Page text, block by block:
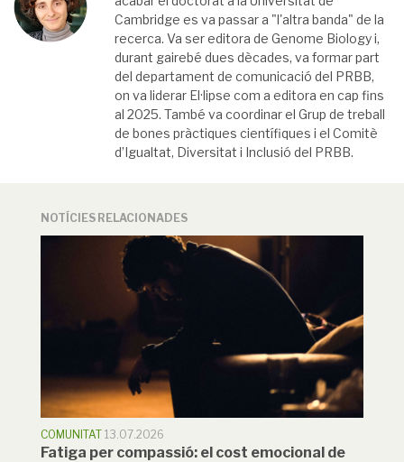
Cambridge es va passar a "l'altra banda" de la
recerca. Va ser editora de Genome Biology i,
durant gairebé dues dècades, va formar part
del departament de comunicació del PRBB,
on va liderar El·lipse com a editora en cap fins
al 2025. També va coordinar el Grup de treball
de bones pràctiques científiques i el Comitè
d’Igualtat, Diversitat i Inclusió del PRBB.
NOTÍCIES RELACIONADES
COMUNITAT 13.07.2026
Fatiga per compassió: el cost emocional de